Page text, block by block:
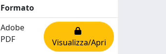
Formato
Adobe
PDF
Visualizza/Apri